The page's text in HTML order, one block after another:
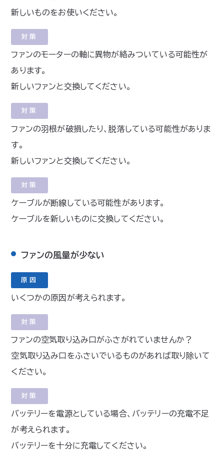
新しいものをお使いください。
対策
ファンのモーターの軸に異物が絡みついている可能性が
あります。
新しいファンと交換してください。
対策
ファンの羽根が破損したり、脱落している可能性がありま
す。
新しいファンと交換してください。
対策
ケーブルが断線している可能性があります。
ケーブルを新しいものに交換してください。
ファンの風量が少ない
原因
いくつかの原因が考えられます。
対策
ファンの空気取り込み口がふさがれていませんか？
空気取り込み口をふさいでいるものがあれば取り除いて
ください。
対策
バッテリーを電源としている場合、バッテリーの充電不足
が考えられます。
バッテリーを十分に充電してください。